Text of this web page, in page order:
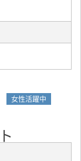
女性活躍中